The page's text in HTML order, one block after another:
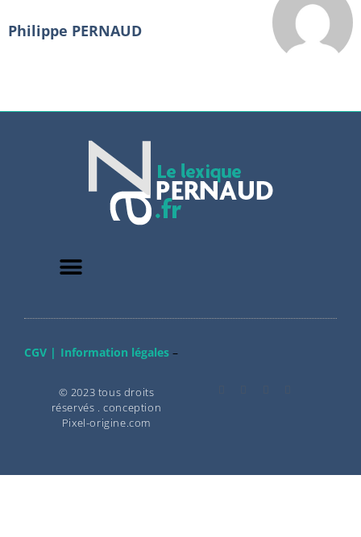
Philippe PERNAUD
CGV | Information légales–
© 2023 tous droits
réservés . conception
Pixel-origine.com